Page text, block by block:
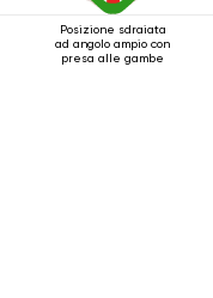
Posizione sdraiata
ad angolo ampio con
presa alle gambe